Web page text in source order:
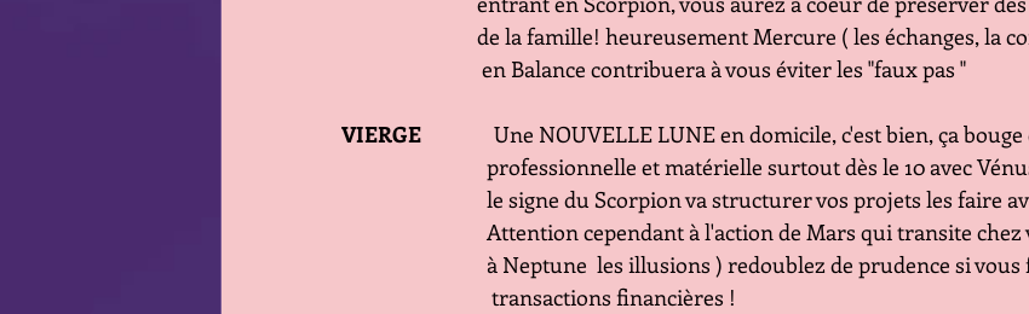
de la famille! heureusement Mercure ( les
                             en Balance contribuera à vous éviter les "faux pas "
VIERGE
Une NOUVELLE LUNE en domicile, c'est bien, ça
professionnelle et matérielle surtout dès le 10
le signe du Scorpion va structurer vos projets les
Attention cependant à l'action de Mars qui
à Neptune  les illusions ) redoublez de prudence si
                               transactions financières !